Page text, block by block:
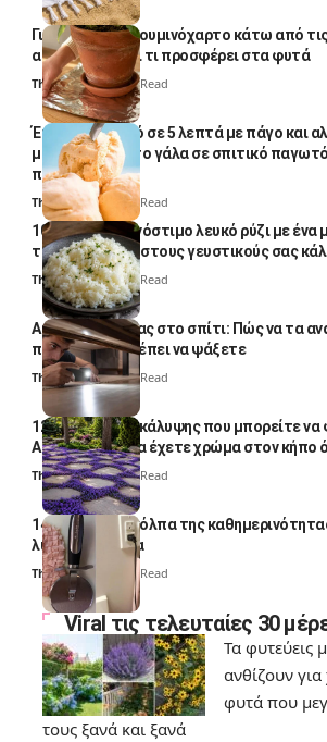
Γιατί βάζουν αλουμινόχαρτο κάτω από
απλό κόλπο και τι προσφέρει στα φυτά
Thali Ombre4 Min Read
Έτοιμο παγωτό σε 5 λεπτά με πάγο και
μετατρέψετε το γάλα σε σπιτικό
παγωτομηχανή
Thali Ombre 4 Min Read
10 φορές ποιο νόστιμο λευκό ρύζι με ένα
το απογειώσει στους γευστικούς σας
Thali Ombre4 Min Read
Αυγά κατσαρίδας στο σπίτι: Πώς να τα
ποια σημεία πρέπει να ψάξετε
Thali Ombre4 Min Read
12 φυτά εδαφοκάλυψης που μπορείτε να
Αύγουστο για να έχετε χρώμα στον κήπο
Thali Ombre7 Min Read
14 πανέξυπνα κόλπα της
λύσουν τα χέρια
Thali Ombre 6 Min Read
Viral τις τελευταίες 30
Τα φυτεύεις
ανθίζουν
φυτά που
τους ξανά και ξανά